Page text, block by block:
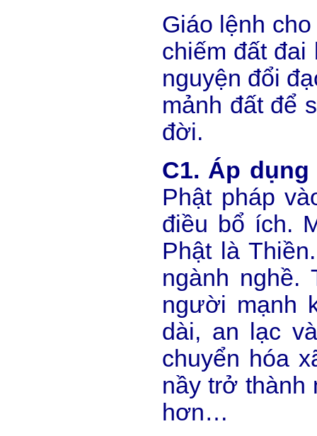
Giáo lệnh
chiếm đất
nguyện đổi
mảnh đất để
đời.
C1. Áp
Phật pháp
điều bổ ích.
Phật là
ngành nghề.
người mạnh
dài, an lạc
chuyển hóa
nầy trở thành
hơn…